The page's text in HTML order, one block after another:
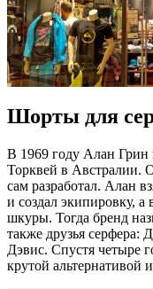
Шорты для
В 1969 году Алан Грин
Торквей в Австралии.
сам разработал. Алан
и создал экипировку, а
шкуры. Тогда бренд
также друзья
Дэвис. Спустя четыре
крутой альтернативой